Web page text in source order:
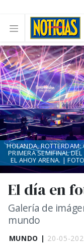
MUNDO | 20-05-
El día en
Galería de
mundo
HOLANDA, ROTTERDAM:
PRIMERA SEMIFINAL
EL AHOY ARENA. |